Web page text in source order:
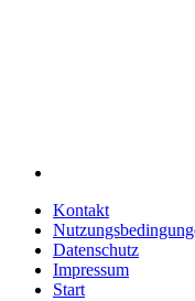
Kontakt
Datenschutz
Impressum
Start